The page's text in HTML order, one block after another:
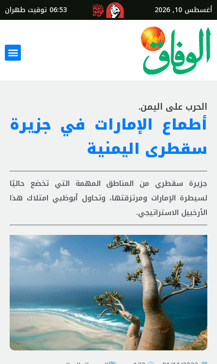
أغسطس 10, 2026 06:53 توقيت طهران
الحرب على اليمن.
أطماع الإمارات في جزيرة
سقطرى اليمنية
جزيرة سقطري من المناطق المهمة التي تخضع حاليًا
لسيطرة الإمارات ومرتزقتها، وتحاول أبوظبي امتلاك هذا
الأرخبيل الاستراتيجي.